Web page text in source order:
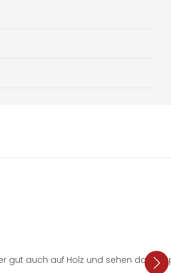
gut auch auf Holz und sehen dazu